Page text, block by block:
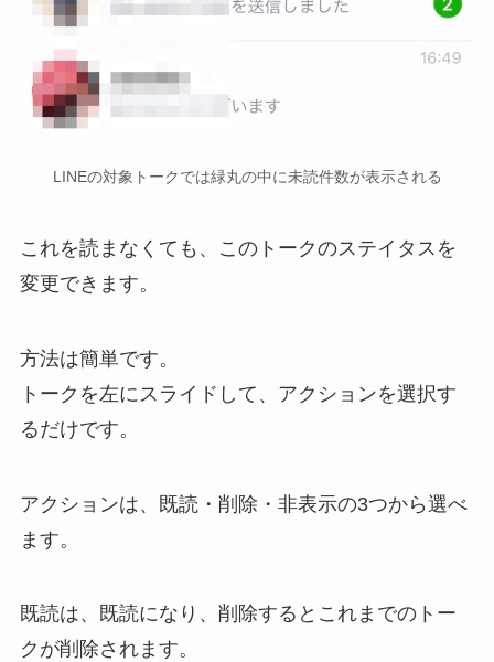
LINEの対象トークでは緑丸の中に未読件数が表示される
これを読まなくても、このトークのステイタスを
変更できます。
方法は簡単です。
トークを左にスライドして、アクションを選択す
るだけです。
アクションは、既読・削除・非表示の3つから選べ
ます。
既読は、既読になり、削除するとこれまでのトー
クが削除されます。